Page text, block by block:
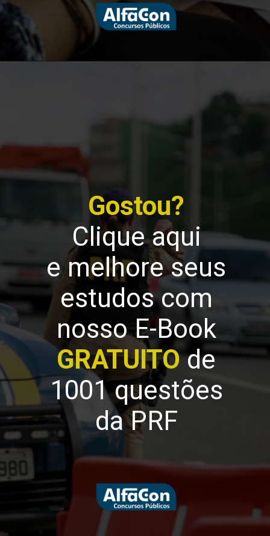
Gostou?
Clique aqui
e melhore seus
estudos com
nosso E-Book
GRATUITOde
1001 questões
da PRF